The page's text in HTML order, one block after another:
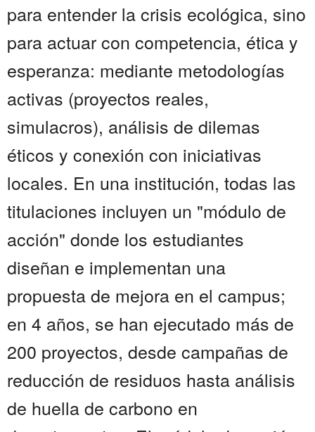
para entender la crisis ecológica, sino
para actuar con competencia, ética y
esperanza: mediante metodologías
activas (proyectos reales,
simulacros), análisis de dilemas
éticos y conexión con iniciativas
locales. En una institución, todas las
titulaciones incluyen un "módulo de
acción" donde los estudiantes
diseñan e implementan una
propuesta de mejora en el campus;
en 4 años, se han ejecutado más de
200 proyectos, desde campañas de
reducción de residuos hasta análisis
de huella de carbono en